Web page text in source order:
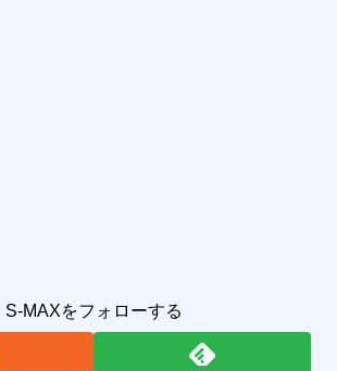
S-MAXをフォローする